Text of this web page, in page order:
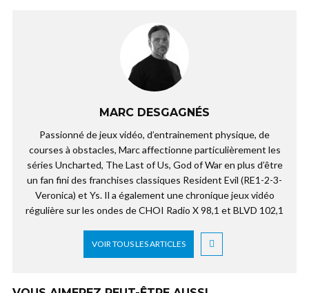
MARC DESGAGNÉS
Passionné de jeux vidéo, d’entrainement physique, de
courses à obstacles, Marc affectionne particulièrement les
séries Uncharted, The Last of Us, God of War en plus d’être
un fan fini des franchises classiques Resident Evil (RE1-2-3-
Veronica) et Ys. Il a également une chronique jeux vidéo
régulière sur les ondes de CHOI Radio X 98,1 et BLVD 102,1
VOIR TOUS LES ARTICLES